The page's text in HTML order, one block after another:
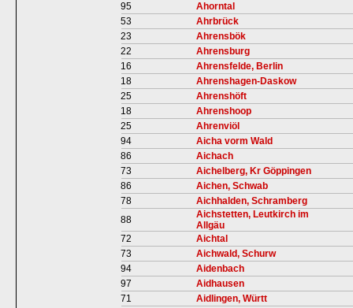
95
Ahorntal
53
Ahrbrück
23
Ahrensbök
22
Ahrensburg
16
Ahrensfelde, Berlin
18
Ahrenshagen-Daskow
25
Ahrenshöft
18
Ahrenshoop
25
Ahrenviöl
94
Aicha vorm Wald
86
Aichach
73
Aichelberg, Kr Göppingen
86
Aichen, Schwab
78
Aichhalden, Schramberg
88
Aichstetten, Leutkirch im
Allgäu
72
Aichtal
73
Aichwald, Schurw
94
Aidenbach
97
Aidhausen
71
Aidlingen, Württ